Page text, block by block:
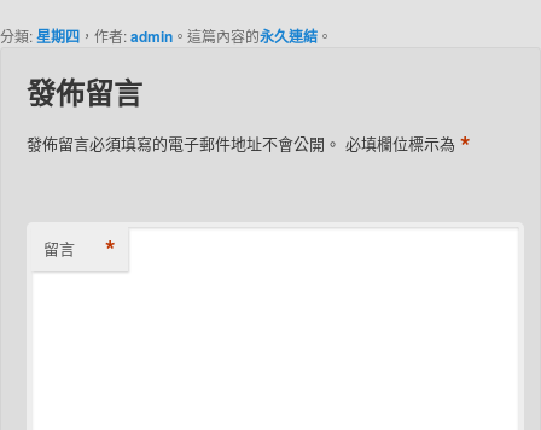
分類:星期四 ，作者:admin 。這篇內容的永久連結 。
發佈留言
發佈留言必須填寫的電子郵件地址不會公開。 必填欄位標示為*
留言 *